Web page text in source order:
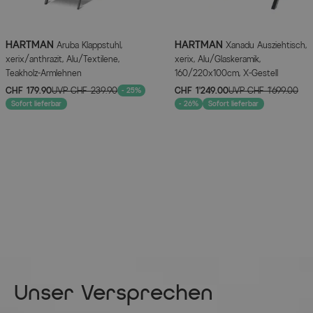
HARTMAN Aruba Klappstuhl,
xerix/anthrazit, Alu/Textilene,
Teakholz-Armlehnen
CHF 179.90UVPCHF 239.90 - 25%
Sofort lieferbar
HARTMAN Xanadu Ausziehtisch,
xerix, Alu/Glaskeramik,
160/220x100cm, X-Gestell
CHF 1’249.00UVPCHF 1’699.00
- 26% Sofort lieferbar
Unser Versprechen